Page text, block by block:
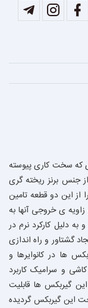
که سخت کاری پیوسته
برنز ریخته گری
این دو قطعه تامین
ی خروجی آنها به
دلیل کارکرد نرم در
گشتاور و راه اندازی
ها در کانوایرها و
و سرامیک کاربرد
گیربکس ها قابلیت
این گیربکس گردیده